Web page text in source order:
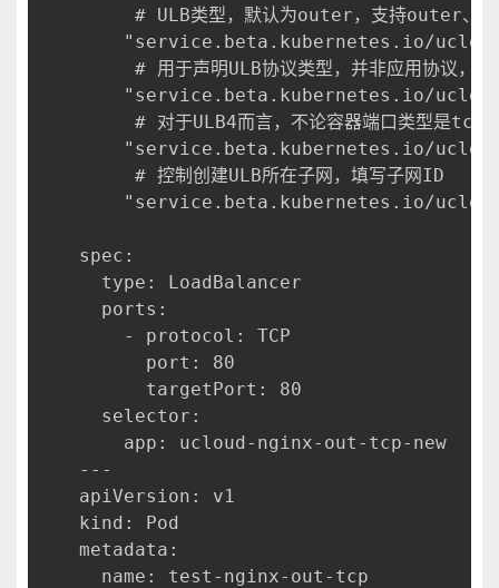
# ULB类型，默认为outer，支持outer、
"service.beta.kubernetes.io/
# 用于声明ULB协议类型，并非应用协议，
"service.beta.kubernetes.io/
# 对于ULB4而言，不论容器端口类型是tcp还
"service.beta.kubernetes.io/
# 控制创建ULB所在子网，填写子网ID
"service.beta.kubernetes.io/
spec:
type: LoadBalancer
ports:
- protocol: TCP
port: 80
targetPort: 80
selector:
app: ucloud-nginx-out-tcp-new
---
apiVersion: v1
kind: Pod
metadata:
name: test-nginx-out-tcp